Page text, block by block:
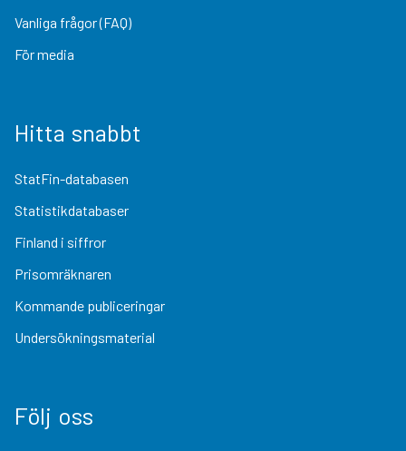
Vanliga frågor (FAQ)
För media
Hitta snabbt
StatFin-databasen
Statistikdatabaser
Finland i siffror
Prisomräknaren
Kommande publiceringar
Undersökningsmaterial
Följ oss